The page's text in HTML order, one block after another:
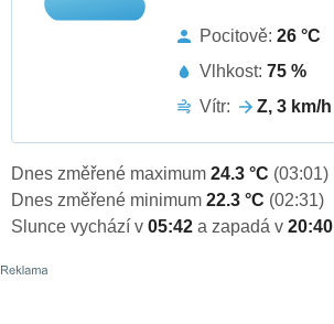
Pocitově: 26 °C
Vlhkost: 75 %
Vítr:
Z, 3 km/h
Dnes změřené maximum 24.3 °C (03:01)
Dnes změřené minimum 22.3 °C (02:31)
Slunce vychází v 05:42 a zapadá v 20:40